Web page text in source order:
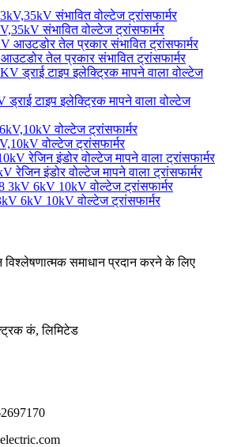
संभावित वोल्टेज ट्रांसफार्मर
तेल प्रकार संभावित ट्रांसफार्मर
टाइप इलेक्ट्रिक मापने वाला वोल्टेज
वोल्टेज ट्रांसफार्मर
रेजिन इंडोर वोल्टेज मापने वाला ट्रांसफार्मर
6kV 10kV वोल्टेज ट्रांसफार्मर
विश्लेषणात्मक समाधान प्रदान करने के लिए